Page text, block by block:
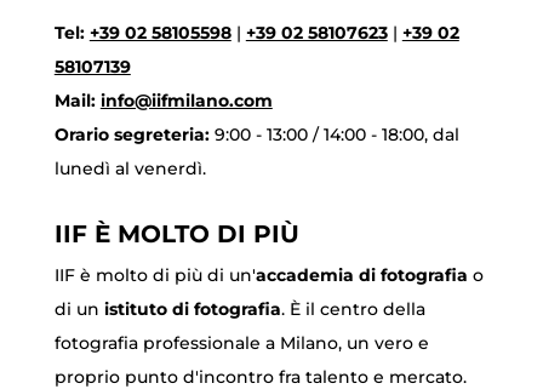
Tel: +39 02 58105598| +39 02 58107623| +39 02
58107139
Mail: info@iifmilano.com
Orario segreteria: 9:00 - 13:00 / 14:00 - 18:00, dal
lunedì al venerdì.
IIF È MOLTO DI PIÙ
IIF è molto di più di un'accademia di fotografia o
di un istituto di fotografia. È il centro della
fotografia professionale a Milano, un vero e
proprio punto d'incontro fra talento e mercato.